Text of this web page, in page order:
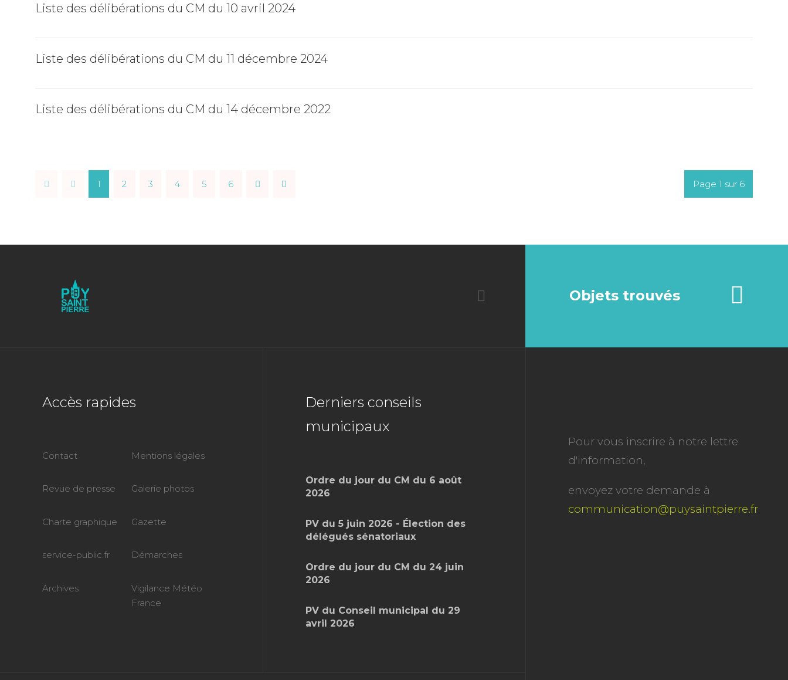
Liste des délibérations du CM du 10 avril 2024
Liste des délibérations du CM du 11 décembre 2024
Liste des délibérations du CM du 14 décembre 2022
Page 1 sur 6
1 2 3 4 5 6
Objets trouvés
Accès rapides
Contact Mentions légales
Revue de presse Galerie photos
Charte graphique Gazette
service-public.fr Démarches
Archives
Vigilance Météo
France
Derniers conseils
municipaux
Ordre du jour du CM du 6 août
2026
PV du 5 juin 2026 - Élection des
délégués sénatoriaux
Ordre du jour du CM du 24 juin
2026
PV du Conseil municipal du 29
avril 2026
Pour vous inscrire à notre lettre
d'information,
envoyez votre demande à
communication@puysaintpierre.fr